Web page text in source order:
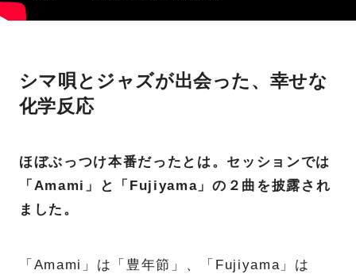
シマ唄とジャズが出会った、幸せな
化学反応
ほぼぶっつけ本番だったとは。セッションでは
「Amami」と「Fujiyama」の２曲を披露され
ました。
「Amami」は「豊年節」、「Fujiyama」は